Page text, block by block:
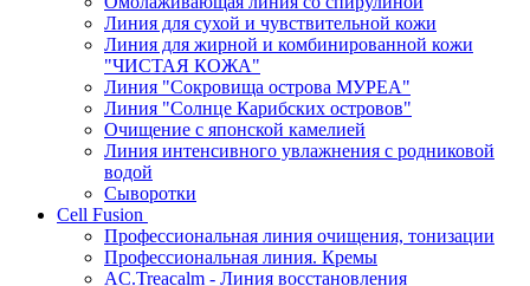
Линия для сухой и чувствительной кожи
Линия для жирной и комбинированной кожи
"ЧИСТАЯ КОЖА"
Линия "Сокровища острова МУРЕА"
Линия "Солнце Карибских островов"
Очищение с японской камелией
Линия интенсивного увлажнения с родниковой
водой
Сыворотки
Cell Fusion
Профессиональная линия очищения, тонизации
Профессиональная линия. Кремы
AC.Treacalm - Линия восстановления